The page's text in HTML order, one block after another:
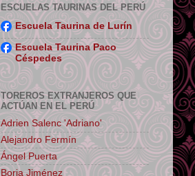
ESCUELAS TAURINAS DEL PERÚ
Escuela Taurina de Lurín
Escuela Taurina Paco
Céspedes
TOREROS EXTRANJEROS QUE
ACTÚAN EN EL PERÚ
Adrien Salenc 'Adriano'
Alejandro Fermín
Ángel Puerta
Borja Jiménez